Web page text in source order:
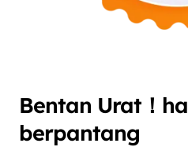
Bentan Urat！
berpantang